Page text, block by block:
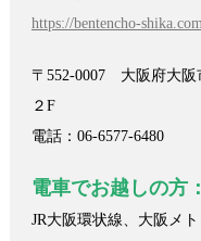
https://bentencho-
〒552-0007 大阪府大阪
２F
電話：06-6577-6480
電車でお越しの方：
JR大阪環状線、大阪メ